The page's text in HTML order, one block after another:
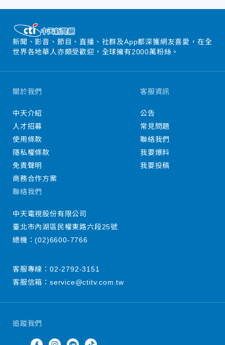
新聞、影音、節目、直播、社群及App都深獲網友喜愛，在全
世界各地華人亦頗受歡迎，全球擁有2000萬粉絲。
追蹤我們
關於我們
中天介紹
人才招募
使用條款
隱私權條款
免責聲明
商務合作方案
客服資訊
公告
常見問題
聯絡我們
我要爆料
我要投稿
聯絡我們
中天電視股份有限公司
臺北市內湖區民權東路六段25號
總機：(02)6600-7766
客服專線： 02-2792-3151
客服信箱： service@ctitv.com.tw